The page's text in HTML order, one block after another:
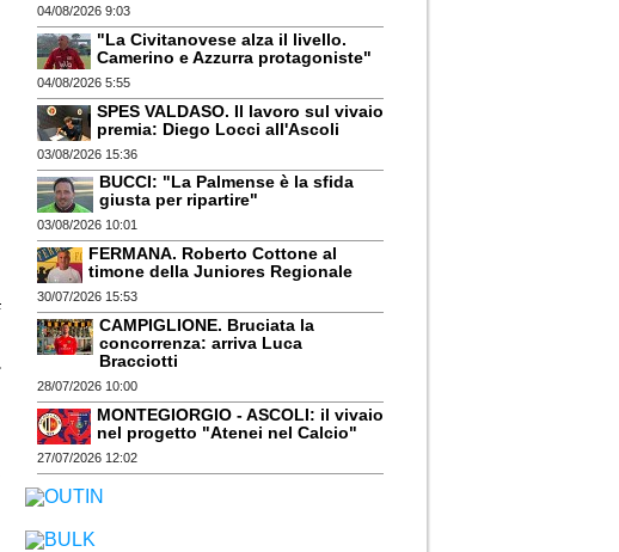
04/08/2026 9:03
"La Civitanovese alza il livello.
Camerino e Azzurra protagoniste"
04/08/2026 5:55
SPES VALDASO. Il lavoro sul vivaio
premia: Diego Locci all'Ascoli
03/08/2026 15:36
BUCCI: "La Palmense è la sfida
giusta per ripartire"
03/08/2026 10:01
FERMANA. Roberto Cottone al
timone della Juniores Regionale
30/07/2026 15:53
CAMPIGLIONE. Bruciata la
concorrenza: arriva Luca
Bracciotti
28/07/2026 10:00
MONTEGIORGIO - ASCOLI: il vivaio
nel progetto "Atenei nel Calcio"
27/07/2026 12:02